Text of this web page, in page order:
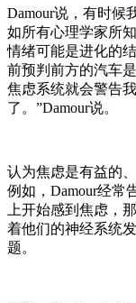
Damour说，有时候
如所有心理学家所
情绪可能是进化的
前预判前方的汽车
焦虑系统就会警告
了。”Damour说。
认为焦虑是有益的
例如， Damour经常
上开始感到焦虑，
着他们的神经系统
题。